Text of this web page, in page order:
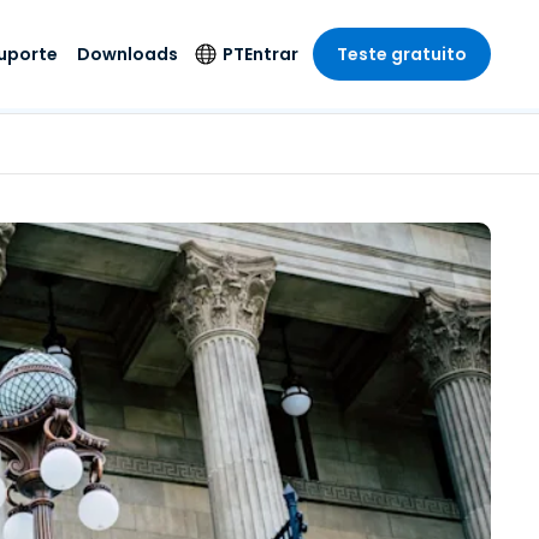
com
de
On-
Antivírus
Detecção e
Resposta de
Endpoint
Foxpass Acesso e
Controle Wi-Fi
Espaço de Trabalho
Seguro Zero Trust
Shield (Anti-fraude)
Sector Público
e Design
e Finanças
os Setores
Sistema
Downloads PT
Deutsch
Español
Français
Italiano
Nederlands
Português
简体中文
繁體中文
Entrar Teste gratuito